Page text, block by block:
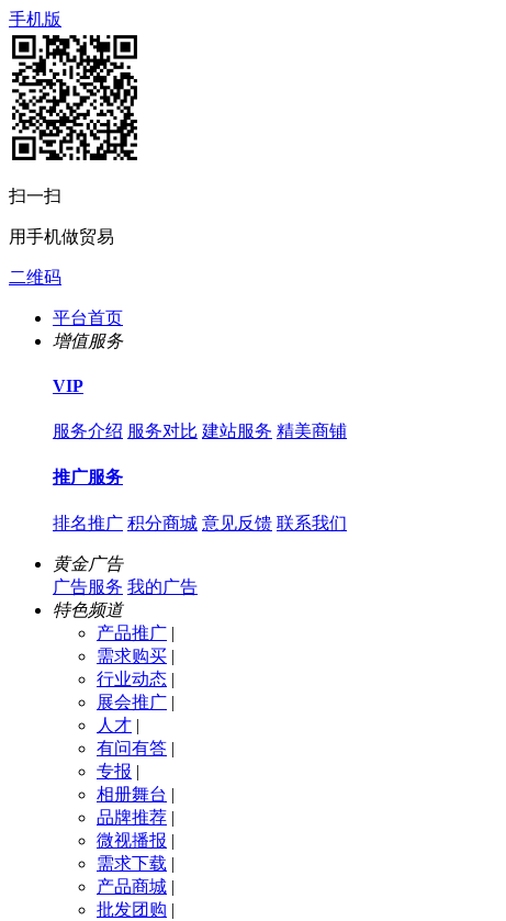
手机版
扫一扫
用手机做贸易
二维码
平台首页
增值服务
VIP
服务介绍 服务对比 建站服务 精美商铺
推广服务
排名推广 积分商城 意见反馈 联系我们
黄金广告
广告服务 我的广告
特色频道
产品推广 |
需求购买 |
行业动态 |
展会推广 |
人才 |
有问有答 |
专报 |
相册舞台 |
品牌推荐 |
微视播报 |
需求下载 |
产品商城 |
批发团购 |